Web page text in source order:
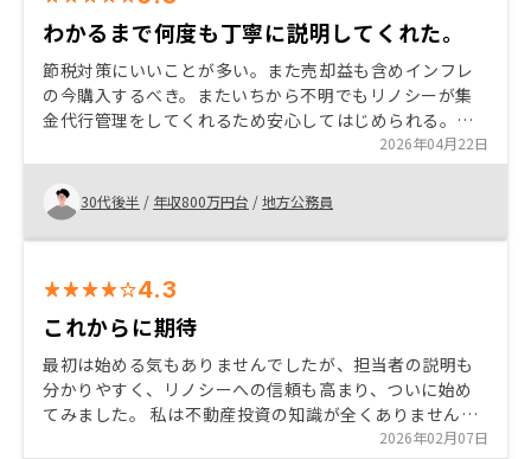
わかるまで何度も丁寧に説明してくれた。
節税対策にいいことが多い。また売却益も含めインフレ
の今購入するべき。またいちから不明でもリノシーが集
金代行管理をしてくれるため安心してはじめられる。安
心パックなどを活用すれば空室保証などもあり、心配な
し。
2026年04月22日
30代後半 / 年収800万円台 /地方公務員
4.3
これからに期待
最初は始める気もありませんでしたが、担当者の説明も
分かりやすく、リノシーへの信頼も高まり、ついに始め
てみました。 私は不動産投資の知識が全くありませんで
したが、ゼロから説明してくれました。 始めたばかりで
2026年02月07日